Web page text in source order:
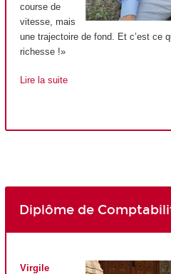
course de
vitesse, mais
une trajectoire de fond. Et c’est ce
richesse !»
Lire la suite
Diplôme de
Virgile